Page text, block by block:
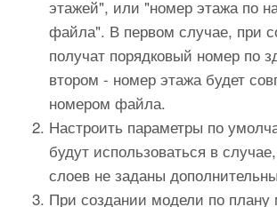
этажей", или "номер этажа по
файла". В первом случае, при
получат порядковый номер по
втором - номер этажа будет
номером файла.
Настроить параметры по
будут использоваться в
слоев не заданы
При создании модели по